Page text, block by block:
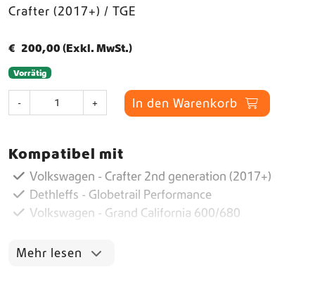
Crafter (2017+) / TGE
€ 200,00 (Exkl. MwSt.)
Vorrätig
-
n
+ In den Warenkorb
Kompatibel mit
Volkswagen - Crafter 2nd generation (2017+)
Dethleffs - Globetrail Performance
Volkswagen - Grand California 600/680
Mehr lesen